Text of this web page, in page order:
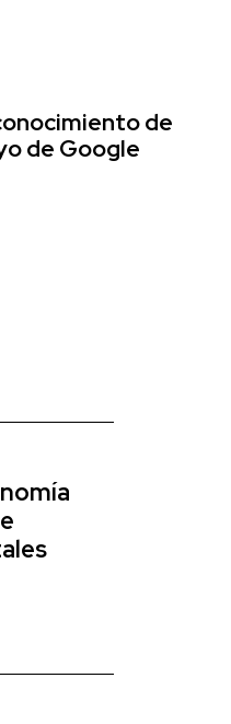
de
de Google